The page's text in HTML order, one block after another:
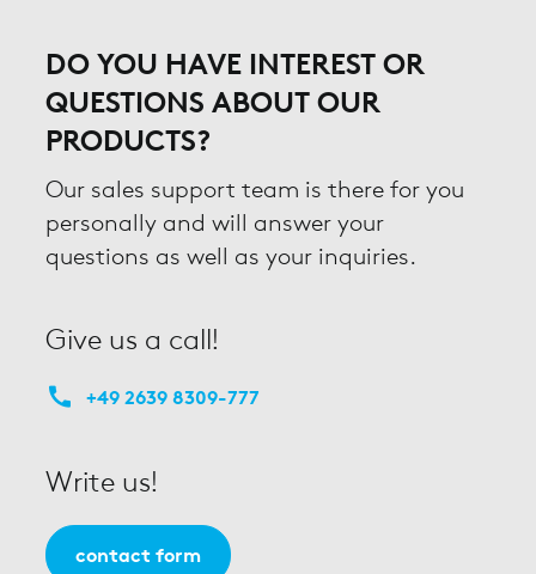
DO YOU HAVE INTEREST OR
QUESTIONS ABOUT OUR
PRODUCTS?
Our sales support team is there for you
personally and will answer your
questions as well as your inquiries.
Give us a call!
+49 2639 8309-777
Write us!
contact form